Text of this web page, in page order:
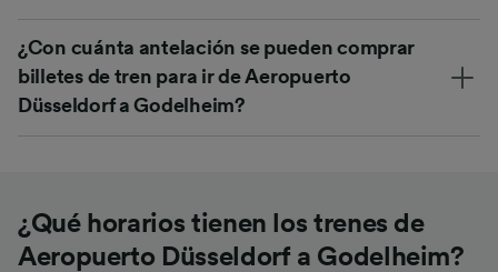
¿Con cuánta antelación se pueden comprar
billetes de tren para ir de Aeropuerto
Düsseldorf a Godelheim?
¿Qué horarios tienen los trenes de
Aeropuerto Düsseldorf a Godelheim?